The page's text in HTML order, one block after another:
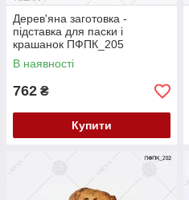
Дерев'яна заготовка -
підставка для паски і
крашанок ПФПК_205
В наявності
762 ₴
Купити